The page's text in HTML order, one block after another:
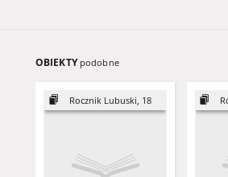
OBIEKTY podobne
Rocznik Lubuski, 18